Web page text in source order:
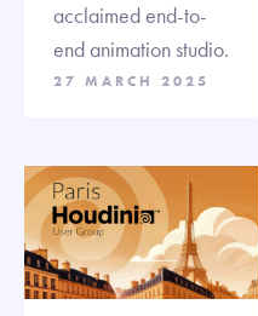
acclaimed end-to-
end animation studio.
27 MARCH 2025